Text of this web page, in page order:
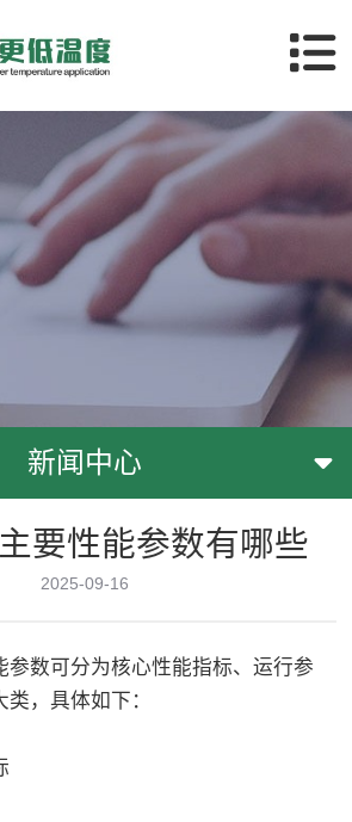
新闻中心
要性能参数有哪些
2025-09-16
参数可分为核心性能指标、运行参
，具体如下：